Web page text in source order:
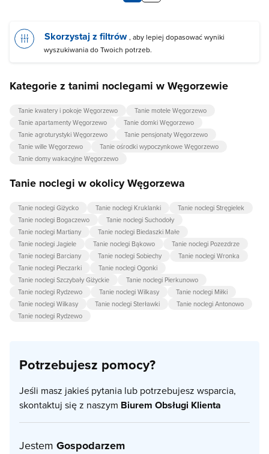
Skorzystaj z filtrów , aby lepiej dopasować wyniki
wyszukiwania do Twoich potrzeb.
Kategorie z tanimi noclegami w Węgorzewie
Tanie kwatery i pokoje Węgorzewo
Tanie motele Węgorzewo
Tanie apartamenty Węgorzewo
Tanie domki Węgorzewo
Tanie agroturystyki Węgorzewo
Tanie pensjonaty Węgorzewo
Tanie wille Węgorzewo
Tanie ośrodki wypoczynkowe Węgorzewo
Tanie domy wakacyjne Węgorzewo
Tanie noclegi w okolicy Węgorzewa
Tanie noclegi Giżycko Tanie noclegi Kruklanki
Tanie noclegi Stręgielek
Tanie noclegi Bogaczewo
Tanie noclegi Suchodoły
Tanie noclegi Martiany
Tanie noclegi Biedaszki Małe
Tanie noclegi Jagiele
Tanie noclegi Bąkowo
Tanie noclegi Pozezdrze
Tanie noclegi Barciany
Tanie noclegi Sobiechy
Tanie noclegi Wronka
Tanie noclegi Pieczarki
Tanie noclegi Ogonki
Tanie noclegi Szczybały Giżyckie
Tanie noclegi Pierkunowo
Tanie noclegi Rydzewo
Tanie noclegi Wilkasy
Tanie noclegi Miłki
Tanie noclegi Wilkasy
Tanie noclegi Sterławki
Tanie noclegi Antonowo
Tanie noclegi Rydzewo
Potrzebujesz pomocy?
Jeśli masz jakieś pytania lub potrzebujesz wsparcia,
skontaktuj się z naszym Biurem Obsługi Klienta
Jestem Gospodarzem